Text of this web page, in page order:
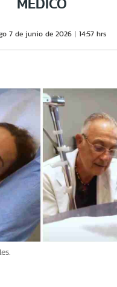
7 de junio de 2026 14:57 hrs